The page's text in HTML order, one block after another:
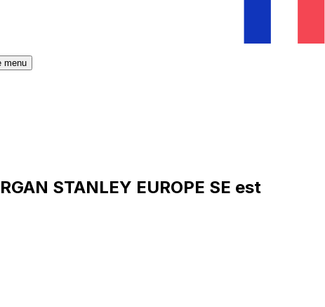
menu
STANLEY EUROPE SE est